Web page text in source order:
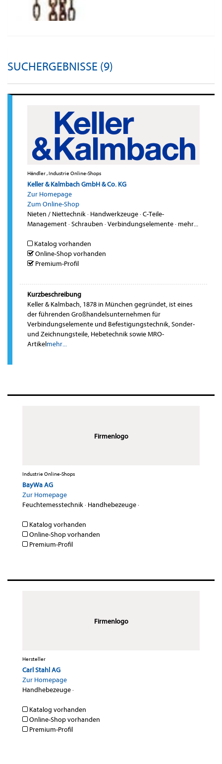
SUCHERGEBNISSE (9)
Händler , Industrie Online-Shops
Keller & Kalmbach GmbH & Co. KG
Zur Homepage
Zum Online-Shop
Nieten / Niettechnik· Handwerkzeuge·C-Teile-
Management·Schrauben ·Verbindungselemente· mehr...
Katalog vorhanden
Online-Shop vorhanden
Premium-Profil
Kurzbeschreibung
Keller & Kalmbach, 1878 in München gegründet, ist eines
der führenden Großhandelsunternehmen für
Verbindungselemente und Befestigungstechnik, Sonder-
und Zeichnungsteile, Hebetechnik sowie MRO-
Artikelmehr...
Firmenlogo
Industrie Online-Shops
BayWa AG
Zur Homepage
Feuchtemesstechnik· Handhebezeuge·
Katalog vorhanden
Online-Shop vorhanden
Premium-Profil
Firmenlogo
Hersteller
Carl Stahl AG
Zur Homepage
Handhebezeuge·
Katalog vorhanden
Online-Shop vorhanden
Premium-Profil